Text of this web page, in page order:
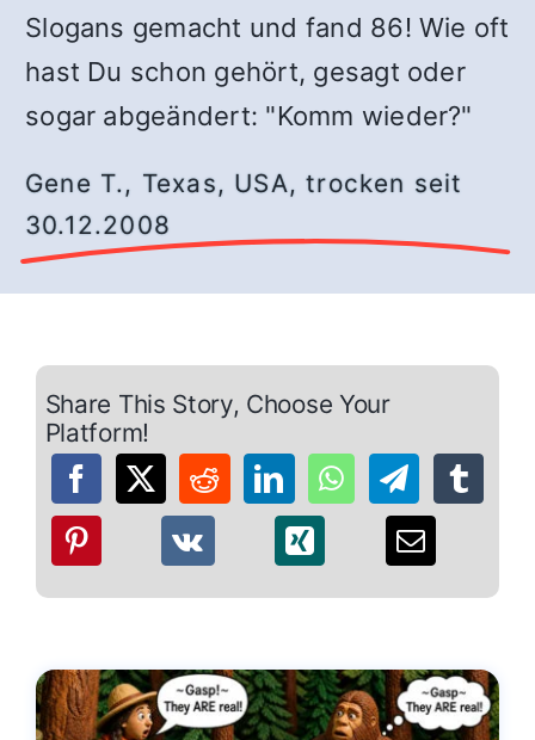
Slogans gemacht und fand 86! Wie oft
hast Du schon gehört, gesagt oder
sogar abgeändert: "Komm wieder?"
Gene T., Texas, USA, trocken seit
30.12.2008
Share This Story, Choose Your
Platform!